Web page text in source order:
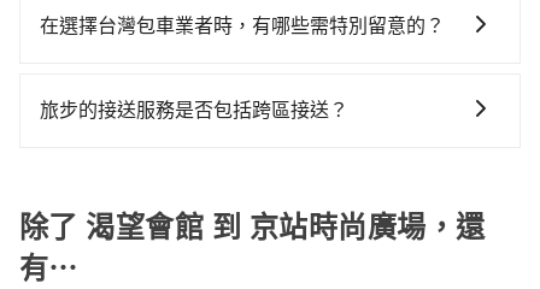
特殊需求或人數較多，需要大T保母車、20人座中巴、
於偏遠地區，我們提供的價格已經包含了所有基本的費
支付額外的費用，不過別擔心，您可以透過旅步官網查
在選擇台灣包車業者時，有哪些需特別留意的？
者時，要特別留意評估業者的合法性、司機和車輛的資
旅步的接送服務是否包括跨區接送？
全、舒適地送達台灣各地的目的地。
除了 渴望會館 到 京站時尚廣場，還
有⋯